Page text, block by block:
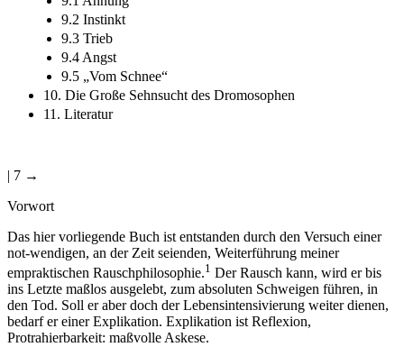
9.2 Instinkt
9.3 Trieb
9.4 Angst
9.5 „Vom Schnee“
10. Die Große Sehnsucht des Dromosophen
11. Literatur
| 7 →
Vorwort
Das hier vorliegende Buch ist entstanden durch den Versuch einer
not-wendigen, an der Zeit seienden, Weiterführung meiner
empraktischen Rauschphilosophie.1 Der Rausch kann, wird er bis
ins Letzte maßlos ausgelebt, zum absoluten Schweigen führen, in
den Tod. Soll er aber doch der Lebensintensivierung weiter dienen,
bedarf er einer Explikation. Explikation ist Reflexion,
Protrahierbarkeit: maßvolle Askese.